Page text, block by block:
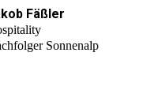
Fäßler
Sonnenalp